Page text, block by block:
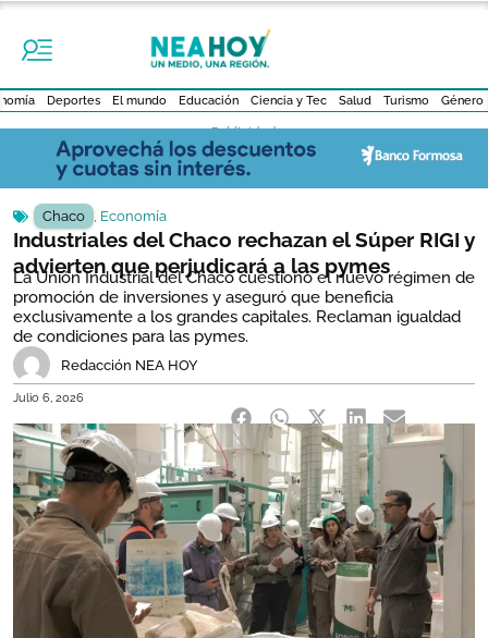
Deportes El mundo Educación Ciencia y Tec Salud Turismo Género
- Publicidad -
Chaco , Economía
Industriales del Chaco rechazan el Súper RIGI y
advierten que perjudicará a las pymes
La Unión Industrial del Chaco cuestionó el nuevo régimen de
promoción de inversiones y aseguró que beneficia
exclusivamente a los grandes capitales. Reclaman igualdad
de condiciones para las pymes.
Redacción NEA HOY
Julio 6, 2026